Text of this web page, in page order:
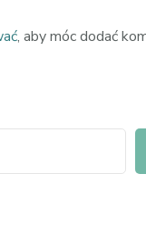
, aby móc dodać